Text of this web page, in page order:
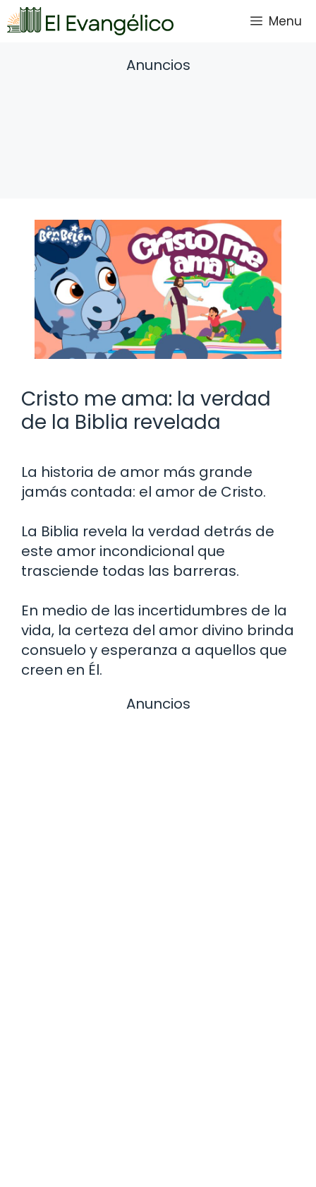
Saltar
al
Menu
Anuncios
Cristo me ama: la verdad
de la Biblia revelada
La historia de amor más grande
jamás contada: el amor de Cristo.
La Biblia revela la verdad detrás de
este amor incondicional que
trasciende todas las barreras.
En medio de las incertidumbres de la
vida, la certeza del amor divino brinda
consuelo y esperanza a aquellos que
creen en Él.
Anuncios